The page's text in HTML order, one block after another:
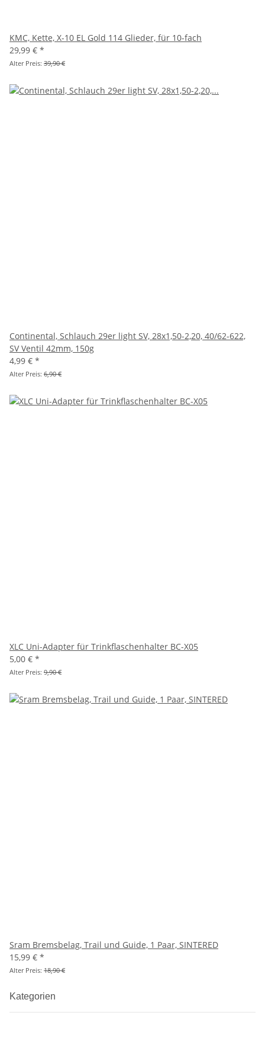
KMC, Kette, X-10 EL Gold 114 Glieder, für 10-fach
29,99 € *
Alter Preis: 39,90 €
Continental, Schlauch 29er light SV, 28x1,50-2,20, 40/62-622,
SV Ventil 42mm, 150g
4,99 € *
Alter Preis: 6,90 €
XLC Uni-Adapter für Trinkflaschenhalter BC-X05
5,00 € *
Alter Preis: 9,90 €
Sram Bremsbelag, Trail und Guide, 1 Paar, SINTERED
15,99 € *
Alter Preis: 18,90 €
Kategorien